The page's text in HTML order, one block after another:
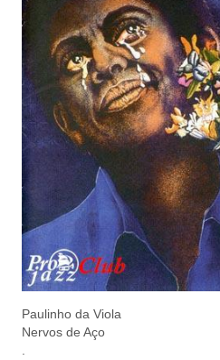
Paulinho da Viola
Nervos de Aço